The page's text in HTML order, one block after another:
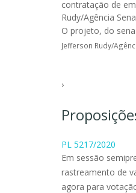
O projeto, do
Jefferson Rudy/
›
PL 5217/2020
Em sessão
rastreamento de
agora para